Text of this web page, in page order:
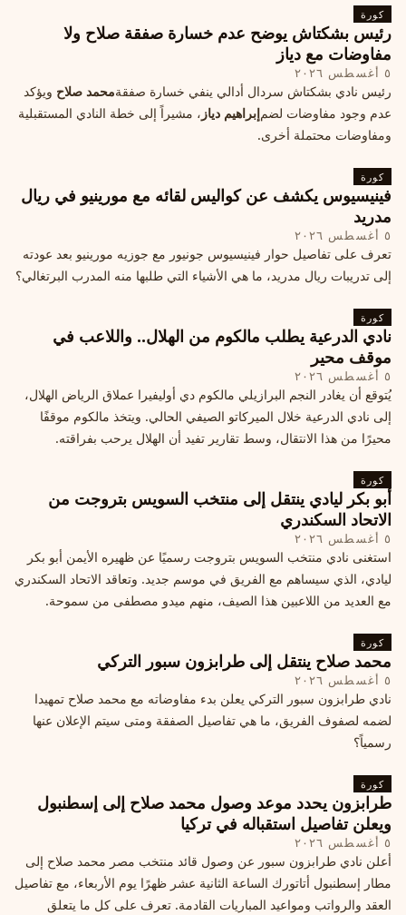
كورة
رئيس بشكتاش يوضح عدم خسارة صفقة صلاح ولا
مفاوضات مع دياز
٥ أغسطس ٢٠٢٦
رئيس نادي بشكتاش سردال أدالي ينفي خسارة صفقةمحمد صلاح ويؤكد
عدم وجود مفاوضات لضمإبراهيم دياز ، مشيراً إلى خطة النادي المستقبلية
ومفاوضات محتملة أخرى.
كورة
فينيسيوس يكشف عن كواليس لقائه مع مورينيو في ريال
مدريد
٥ أغسطس ٢٠٢٦
تعرف على تفاصيل حوار فينيسيوس جونيور مع جوزيه مورينيو بعد عودته
إلى تدريبات ريال مدريد، ما هي الأشياء التي طلبها منه المدرب البرتغالي؟
كورة
نادي الدرعية يطلب مالكوم من الهلال.. واللاعب في
موقف محير
٥ أغسطس ٢٠٢٦
يُتوقع أن يغادر النجم البرازيلي مالكوم دي أوليفيرا عملاق الرياض الهلال،
إلى نادي الدرعية خلال الميركاتو الصيفي الحالي. ويتخذ مالكوم موقفًا
محيرًا من هذا الانتقال، وسط تقارير تفيد أن الهلال يرحب بفراقته.
كورة
أبو بكر ليادي ينتقل إلى منتخب السويس بتروجت من
الاتحاد السكندري
٥ أغسطس ٢٠٢٦
استغنى نادي منتخب السويس بتروجت رسميًا عن ظهيره الأيمن أبو بكر
ليادي، الذي سيساهم مع الفريق في موسم جديد. وتعاقد الاتحاد السكندري
مع العديد من اللاعبين هذا الصيف، منهم ميدو مصطفى من سموحة.
كورة
محمد صلاح ينتقل إلى طرابزون سبور التركي
٥ أغسطس ٢٠٢٦
نادي طرابزون سبور التركي يعلن بدء مفاوضاته مع محمد صلاح تمهيدا
لضمه لصفوف الفريق، ما هي تفاصيل الصفقة ومتى سيتم الإعلان عنها
رسمياً؟
كورة
طرابزون يحدد موعد وصول محمد صلاح إلى إسطنبول
ويعلن تفاصيل استقباله في تركيا
٥ أغسطس ٢٠٢٦
أعلن نادي طرابزون سبور عن وصول قائد منتخب مصر محمد صلاح إلى
مطار إسطنبول أتاتورك الساعة الثانية عشر ظهرًا يوم الأربعاء، مع تفاصيل
العقد والرواتب ومواعيد المباريات القادمة. تعرف على كل ما يتعلق